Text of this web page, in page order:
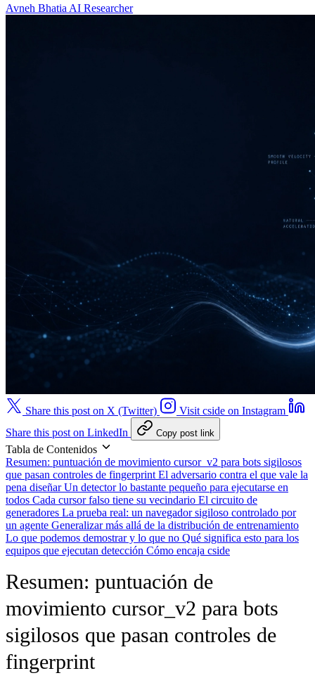
Avneh Bhatia AI Researcher
Share this post on X (Twitter)
Visit cside on Instagram
Share this post on LinkedIn
Copy post link
Tabla de Contenidos
Resumen: puntuación de movimiento cursor_v2 para bots sigilosos
que pasan controles de fingerprint El adversario contra el que vale la
pena diseñarUn detector lo bastante pequeño para ejecutarse en
todos Cada cursor falso tiene su vecindario El circuito de
generadores La prueba real: un navegador sigiloso controlado por
un agente Generalizar más allá de la distribución de entrenamiento
Lo que podemos demostrar y lo que no Qué significa esto para los
equipos que ejecutan detección Cómo encaja cside
Resumen: puntuación de
movimiento cursor_v2 para bots
sigilosos que pasan controles de
fingerprint